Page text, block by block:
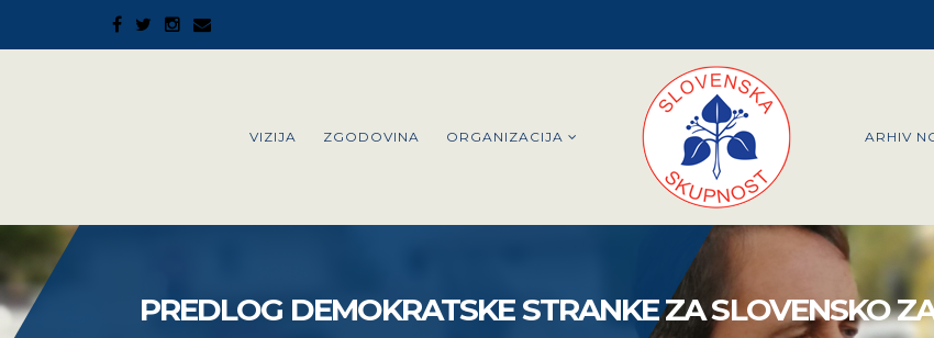
VIZIJA ZGODOVINA ORGANIZACIJA ARHIV
PREDLOG DEMOKRATSKE STRANKE ZA SLOVENSKO